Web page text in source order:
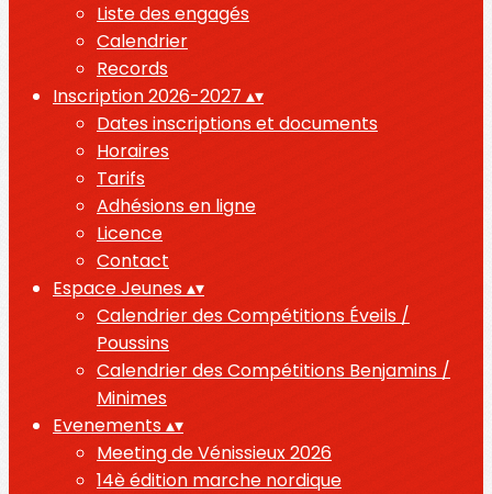
Liste des engagés
Calendrier
Records
Inscription 2026-2027 ▴▾
Dates inscriptions et documents
Horaires
Tarifs
Adhésions en ligne
Licence
Contact
Espace Jeunes▴▾
Calendrier des Compétitions Éveils /
Poussins
Calendrier des Compétitions Benjamins /
Minimes
Evenements▴▾
Meeting de Vénissieux 2026
14è édition marche nordique